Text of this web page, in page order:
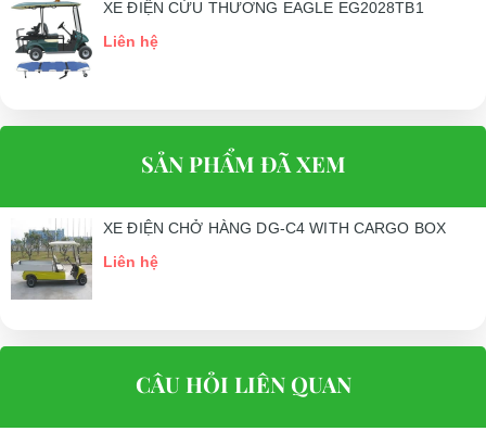
XE ĐIỆN CỨU THƯƠNG EAGLE EG2028TB1
Liên hệ
SẢN PHẨM ĐÃ XEM
XE ĐIỆN CHỞ HÀNG DG-C4 WITH CARGO BOX
Liên hệ
CÂU HỎI LIÊN QUAN